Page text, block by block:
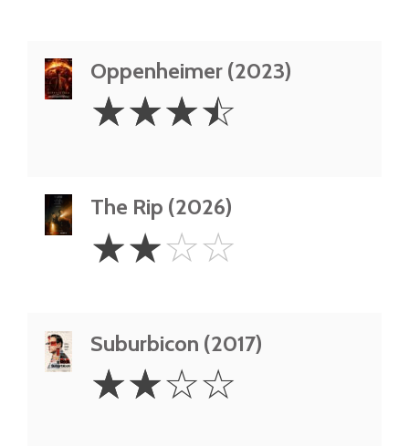
Oppenheimer (2023)
3.5
Stars
☆☆☆☆
The Rip (2026)
Stars
☆☆☆☆
Suburbicon (2017)
Stars
☆☆☆☆